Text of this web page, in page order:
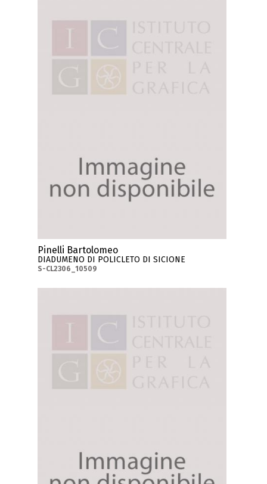
Pinelli Bartolomeo
DIADUMENO DI POLICLETO DI SICIONE
S-CL2306_10509